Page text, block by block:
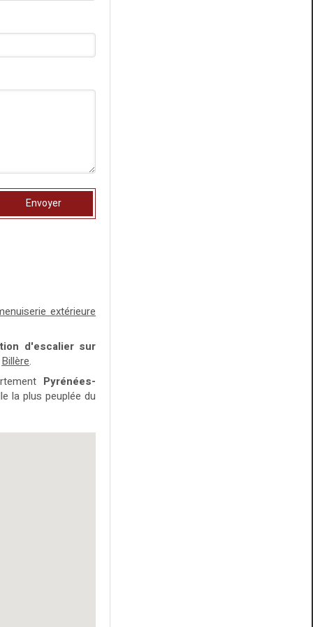
Envoyer
extérieure
d'escalier sur
Billère.
Pyrénées-
la plus peuplée du